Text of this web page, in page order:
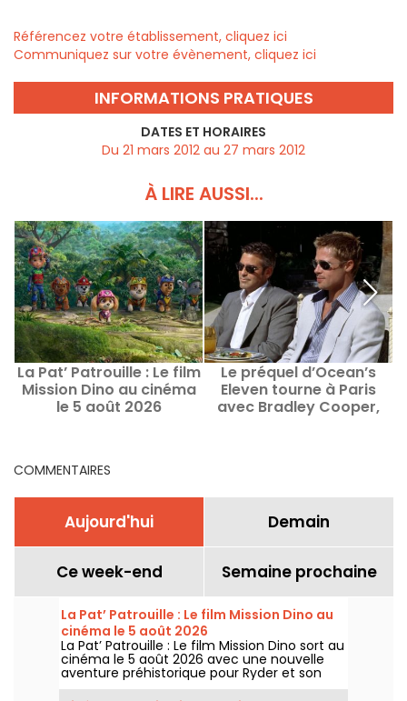
Référencez votre établissement, cliquez ici
Communiquez sur votre évènement, cliquez ici
INFORMATIONS PRATIQUES
DATES ET HORAIRES
Du 21 mars 2012 au 27 mars 2012
À LIRE AUSSI...
La Pat’ Patrouille : Le film
Mission Dino au cinéma
le 5 août 2026
Le préquel d’Ocean’s
Eleven tourne à Paris
avec Bradley Cooper,
COMMENTAIRES
Aujourd'hui Demain
Ce week-end Semaine prochaine
La Pat’ Patrouille : Le film Mission Dino au
cinéma le 5 août 2026
La Pat’ Patrouille : Le film Mission Dino sort au
cinéma le 5 août 2026 avec une nouvelle
aventure préhistorique pour Ryder et son
équipe.